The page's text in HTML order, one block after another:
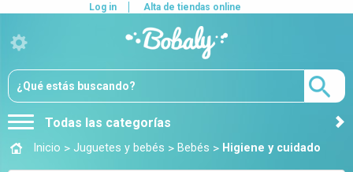
Todas las categorías
Log in Alta de tiendas online
Inicio > Juguetes y bebés > Bebés > Higiene y cuidado